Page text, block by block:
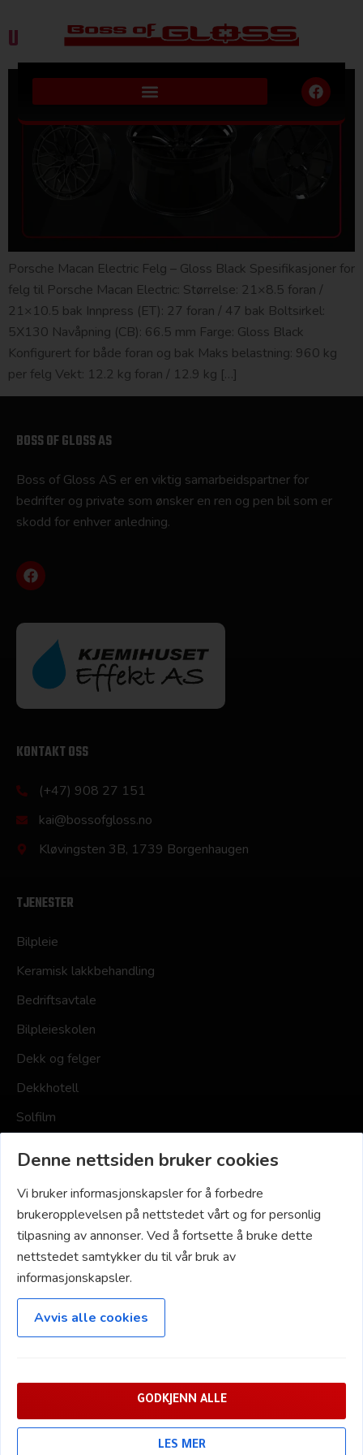
Ukens design fra KITE Wheels
Porsche Macan Electric Felg – Gloss Black Spesifikasjoner for
felg til Porsche Macan Electric: Størrelse: 21×8.5 foran /
21×10.5 bak Innpress (ET): 27 foran / 47 bak Boltsirkel:
5X130 Navåpning (CB): 66.5 mm Farge: Gloss Black
Konfigurert for både foran og bak Maks belastning: 960 kg
per felg Vekt: 12.2 kg foran / 12.9 kg […]
BOSS OF GLOSS AS
Boss of Gloss AS er en viktig samarbeidspartner for
bedrifter og private som ønsker en ren og pen bil som er
skodd for enhver anledning.
KONTAKT OSS
(+47) 908 27 151
kai@bossofgloss.no
Kløvingsten 3B, 1739 Borgenhaugen
TJENESTER
Bilpleie
Keramisk lakkbehandling
Bedriftsavtale
Bilpleieskolen
Dekk og felger
Dekkhotell
Solfilm
NAVIGASJON
Hjem
Priser
Om oss
Kontakt oss
© 2026 BOSS OF GLOSS AS - UTVIKLET OG DESIGNET AV VERDI MEDIA NORGE AS
Denne nettsiden bruker cookies
Vi bruker informasjonskapsler for å forbedre
brukeropplevelsen på nettstedet vårt og for personlig
tilpasning av annonser. Ved å fortsette å bruke dette
nettstedet samtykker du til vår bruk av
informasjonskapsler.
Avvis alle cookies
LES MER
GODKJENN ALLE